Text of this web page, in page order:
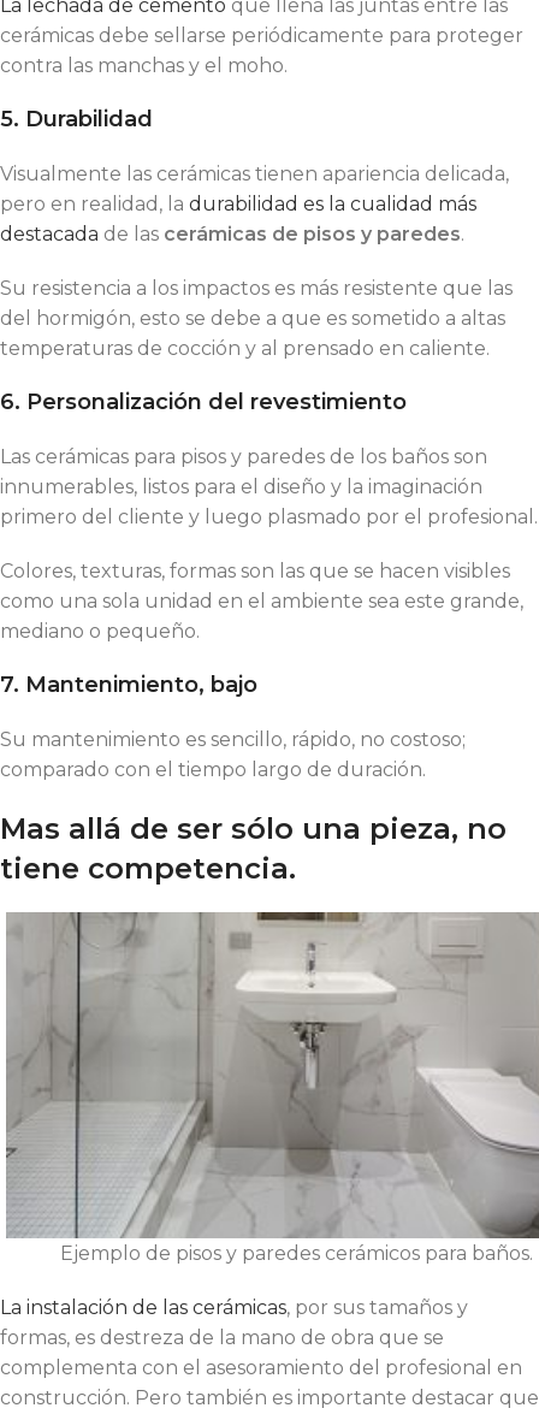
La lechada de cemento que llena las juntas entre las
cerámicas debe sellarse periódicamente para proteger
contra las manchas y el moho.
5. Durabilidad
Visualmente las cerámicas tienen apariencia delicada,
pero en realidad, la durabilidad es la cualidad más
destacada de las cerámicas de pisos y paredes.
Su resistencia a los impactos es más resistente que las
del hormigón, esto se debe a que es sometido a altas
temperaturas de cocción y al prensado en caliente.
6. Personalización del revestimiento
Las cerámicas para pisos y paredes de los baños son
innumerables, listos para el diseño y la imaginación
primero del cliente y luego plasmado por el profesional.
Colores, texturas, formas son las que se hacen visibles
como una sola unidad en el ambiente sea este grande,
mediano o pequeño.
7. Mantenimiento, bajo
Su mantenimiento es sencillo, rápido, no costoso;
comparado con el tiempo largo de duración.
Mas allá de ser sólo una pieza, no
tiene competencia.
Ejemplo de pisos y paredes cerámicos para baños.
La instalación de las cerámicas, por sus tamaños y
formas, es destreza de la mano de obra que se
complementa con el asesoramiento del profesional en
construcción. Pero también es importante destacar que